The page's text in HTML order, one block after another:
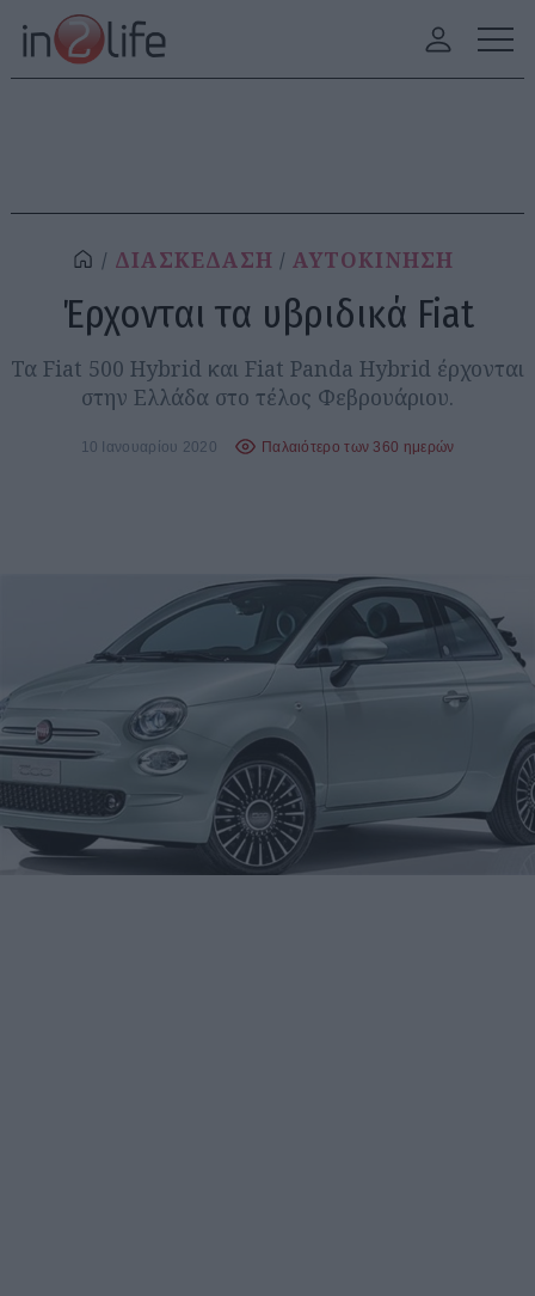
ΔΙΑΣΚΕΔΑΣΗ ΑΥΤΟΚΙΝΗΣΗ
Έρχονται τα υβριδικά Fiat
Τα Fiat 500 Hybrid και Fiat Panda Hybrid έρχονται
στην Ελλάδα στο τέλος Φεβρουάριου.
10 Ιανουαρίου 2020 Παλαιότερο των 360 ημερών